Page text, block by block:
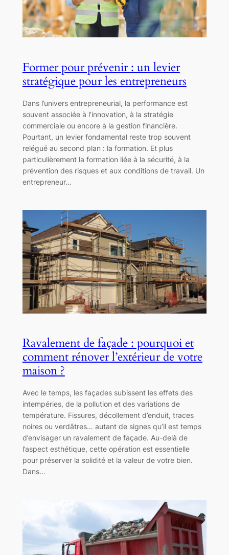
Former pour prévenir : un levier
stratégique pour les entrepreneurs
Dans l’univers entrepreneurial, la performance est
souvent associée à l’innovation, à la stratégie
commerciale ou encore à la gestion financière.
Pourtant, un levier fondamental reste trop souvent
relégué au second plan : la formation. Et plus
particulièrement la formation liée à la sécurité, à la
prévention des risques et aux conditions de travail. Un
entrepreneur…
Ravalement de façade : pourquoi et
comment rénover l’extérieur de votre
maison ?
Avec le temps, les façades subissent les effets des
intempéries, de la pollution et des variations de
température. Fissures, décollement d’enduit, traces
noires ou verdâtres… autant de signes qu’il est temps
d’envisager un ravalement de façade. Au-delà de
l’aspect esthétique, cette opération est essentielle
pour préserver la solidité et la valeur de votre bien.
Dans…